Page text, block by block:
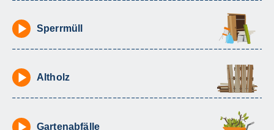
Sperrmüll
Altholz
Gartenabfälle